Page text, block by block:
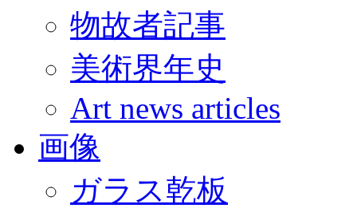
物故者記事
美術界年史
Art news articles
画像
ガラス乾板